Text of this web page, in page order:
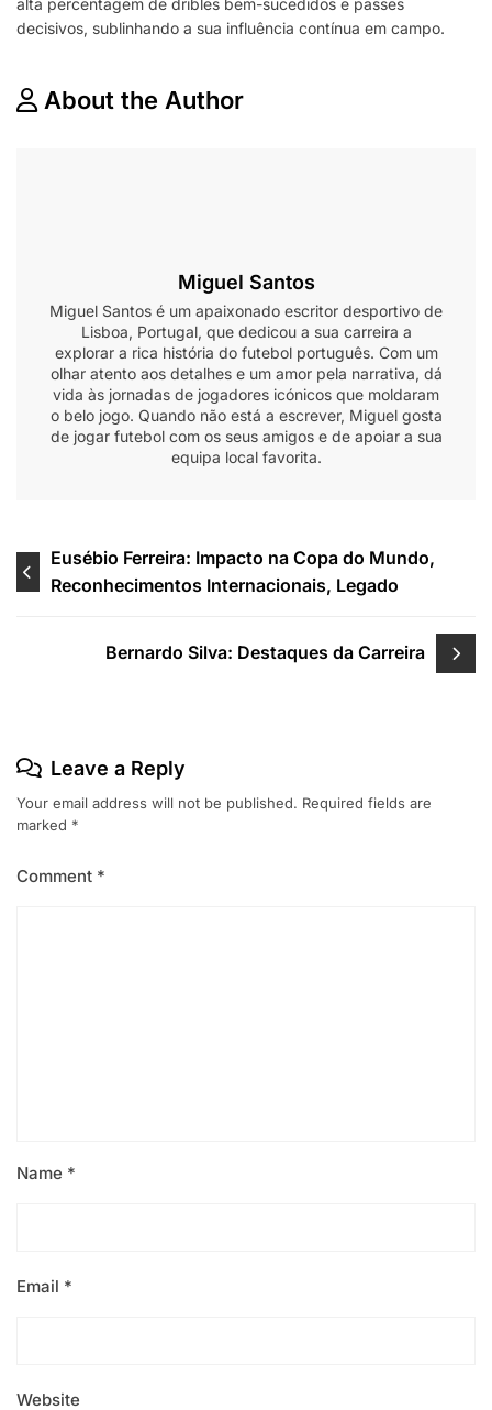
decisivos, sublinhando a sua influência contínua em campo.
About the Author
Miguel Santos
Miguel Santos é um apaixonado escritor desportivo de
Lisboa, Portugal, que dedicou a sua carreira a
explorar a rica história do futebol português. Com um
olhar atento aos detalhes e um amor pela narrativa, dá
vida às jornadas de jogadores icónicos que moldaram
o belo jogo. Quando não está a escrever, Miguel gosta
de jogar futebol com os seus amigos e de apoiar a sua
equipa local favorita.
Post
navigation
Eusébio Ferreira: Impacto na Copa do Mundo,
Reconhecimentos Internacionais, Legado
Bernardo Silva: Destaques da Carreira
Leave a Reply
Your email address will not be published. Required fields are
marked *
Comment *
Name *
Email *
Website